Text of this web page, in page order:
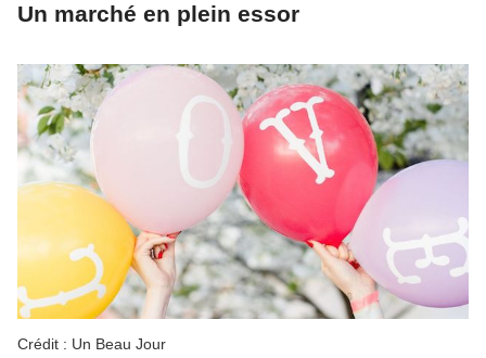
Un marché en plein essor
Crédit : Un Beau Jour